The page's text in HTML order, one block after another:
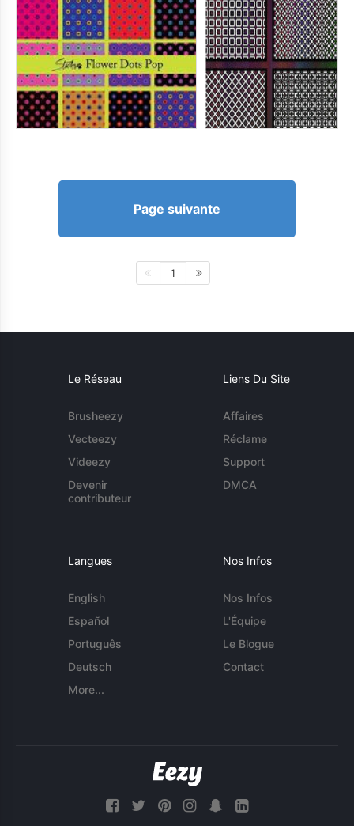
Page suivante
1
Le Réseau
Brusheezy
Vecteezy
Videezy
Devenir
contributeur
Liens Du Site
Affaires
Réclame
Support
DMCA
Langues
English
Español
Português
Deutsch
More...
Nos Infos
Nos Infos
L'Équipe
Le Blogue
Contact